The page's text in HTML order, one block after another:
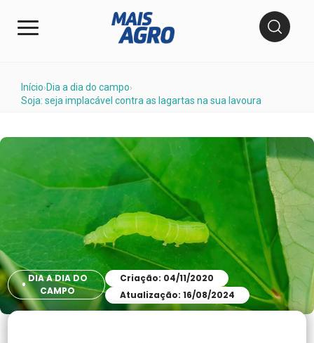
Início› Dia a dia do campo›
Soja: seja implacável contra as lagartas na sua lavoura
DIA A DIA DO
CAMPO
Criação: 04/11/2020
Atualização: 16/08/2024